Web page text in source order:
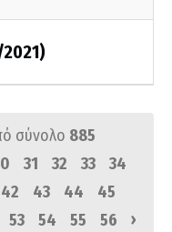
σύνολο 885
31 32 33
34
42 43 44
45
53 54 55 56 ›